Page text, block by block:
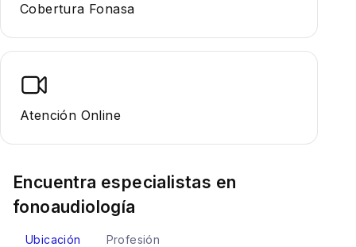
Cobertura Fonasa
Atención Online
Encuentra especialistas en
fonoaudiología
Ubicación Profesión